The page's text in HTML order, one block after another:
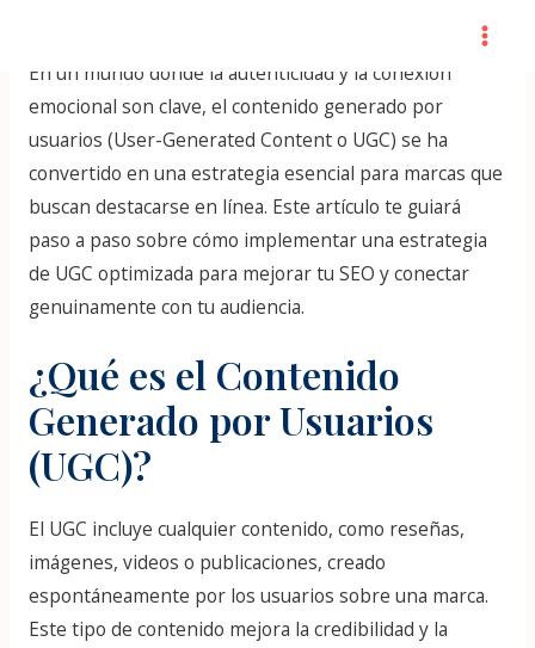
content
Main
En un mundo donde la autenticidad y la conexión
emocional son clave, el contenido generado por
usuarios (User-Generated Content o UGC) se ha
convertido en una estrategia esencial para marcas que
buscan destacarse en línea. Este artículo te guiará
paso a paso sobre cómo implementar una estrategia
de UGC optimizada para mejorar tu SEO y conectar
genuinamente con tu audiencia.
¿Qué es el Contenido
Generado por Usuarios
(UGC)?
El UGC incluye cualquier contenido, como reseñas,
imágenes, videos o publicaciones, creado
espontáneamente por los usuarios sobre una marca.
Este tipo de contenido mejora la credibilidad y la